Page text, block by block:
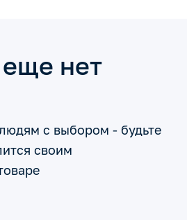
нет
с выбором - будьте
своим